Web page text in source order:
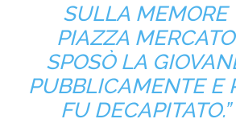
SULLA MEMORE
PIAZZA MERCATO
SPOSÒ LA
PUBBLICAMENTE E
FU DECAPITATO.”